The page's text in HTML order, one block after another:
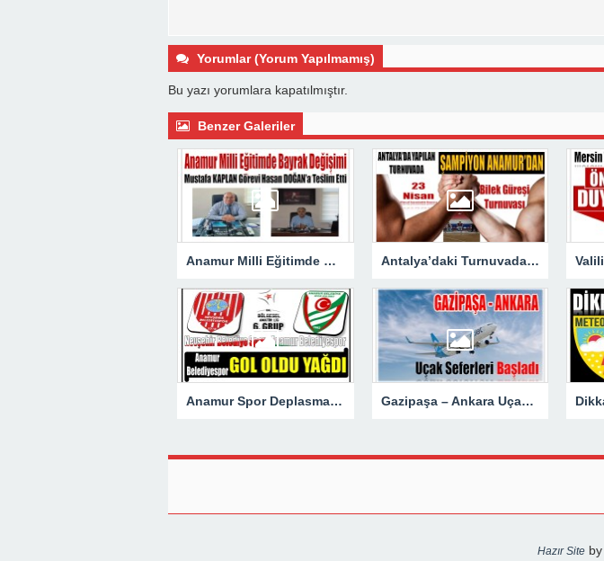
Yorumlar (Yorum Yapılmamış)
Bu yazı yorumlara kapatılmıştır.
Benzer Galeriler
Anamur Milli Eğitimde Görev Değişimi : Hasan DOĞAN Atandı Antalya’daki Turnuvada Şampiyon Anamur’dan
Anamur Spor Deplasmanda Gol Oldu Yağdı! Gazipaşa – Ankara Uçak Seferleri Başladı
Hazır Siteby